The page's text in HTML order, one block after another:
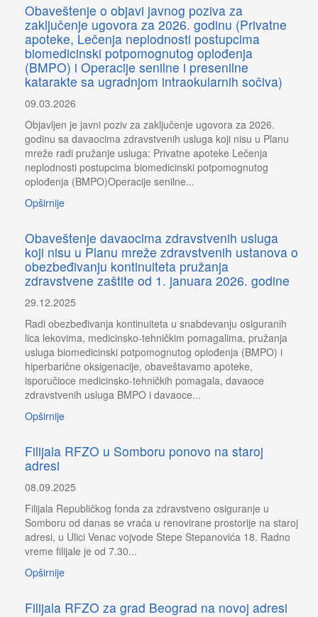
Obaveštenje o objavi javnog poziva za
zaključenje ugovora za 2026. godinu (Privatne
apoteke, Lečenja neplodnosti postupcima
biomedicinski potpomognutog oplođenja
(BMPO) i Operacije senilne i presenilne
katarakte sa ugradnjom intraokularnih sočiva)
09.03.2026
Objavljen je javni poziv za zaključenje ugovora za 2026.
godinu sa davaocima zdravstvenih usluga koji nisu u Planu
mreže radi pružanje usluga: Privatne apoteke Lečenja
neplodnosti postupcima biomedicinski potpomognutog
oplođenja (BMPO)Operacije senilne...
Opširnije
Obaveštenje davaocima zdravstvenih usluga
koji nisu u Planu mreže zdravstvenih ustanova o
obezbeđivanju kontinuiteta pružanja
zdravstvene zaštite od 1. januara 2026. godine
29.12.2025
Radi obezbeđivanja kontinuiteta u snabdevanju osiguranih
lica lekovima, medicinsko-tehničkim pomagalima, pružanja
usluga biomedicinski potpomognutog oplođenja (BMPO) i
hiperbarične oksigenacije, obaveštavamo apoteke,
isporučioce medicinsko-tehničkih pomagala, davaoce
zdravstvenih usluga BMPO i davaoce...
Opširnije
Filijala RFZO u Somboru ponovo na staroj
adresi
08.09.2025
Filijala Republičkog fonda za zdravstveno osiguranje u
Somboru od danas se vraća u renovirane prostorije na staroj
adresi, u Ulici Venac vojvode Stepe Stepanovića 18. Radno
vreme filijale je od 7.30...
Opširnije
Filijala RFZO za grad Beograd na novoj adresi